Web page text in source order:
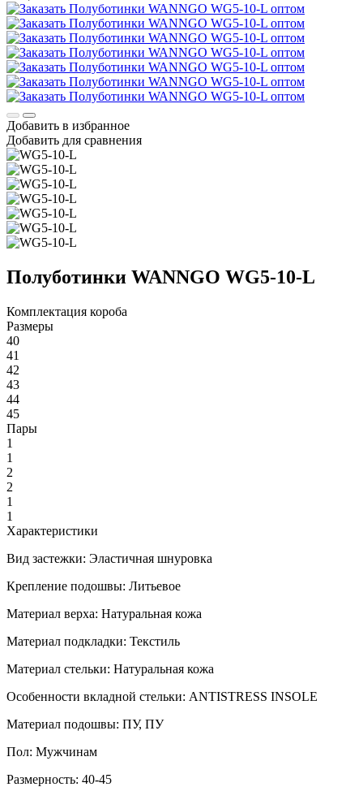
Добавить в избранное
Добавить для сравнения
Полуботинки WANNGO WG5‑10‑L
Комплектация короба
Размеры
40
41
42
43
44
45
Пары
1
1
2
2
1
1
Характеристики
Вид застежки: Эластичная шнуровка
Крепление подошвы: Литьевое
Материал верха: Натуральная кожа
Материал подкладки: Текстиль
Материал стельки: Натуральная кожа
Особенности вкладной стельки: ANTISTRESS INSOLE
Материал подошвы: ПУ, ПУ
Пол: Мужчинам
Размерность: 40-45